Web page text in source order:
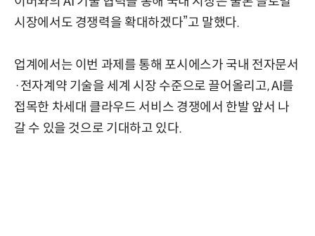
시장에서도 경쟁력을 확대하겠다”고 말했다.
업계에서는 이번 과제를 통해 포시에스가 국내 전자문서
·전자계약 기술을 세계 시장 수준으로 끌어올리고, AI를
접목한 차세대 클라우드 서비스 경쟁에서 한발 앞서 나
갈 수 있을 것으로 기대하고 있다.